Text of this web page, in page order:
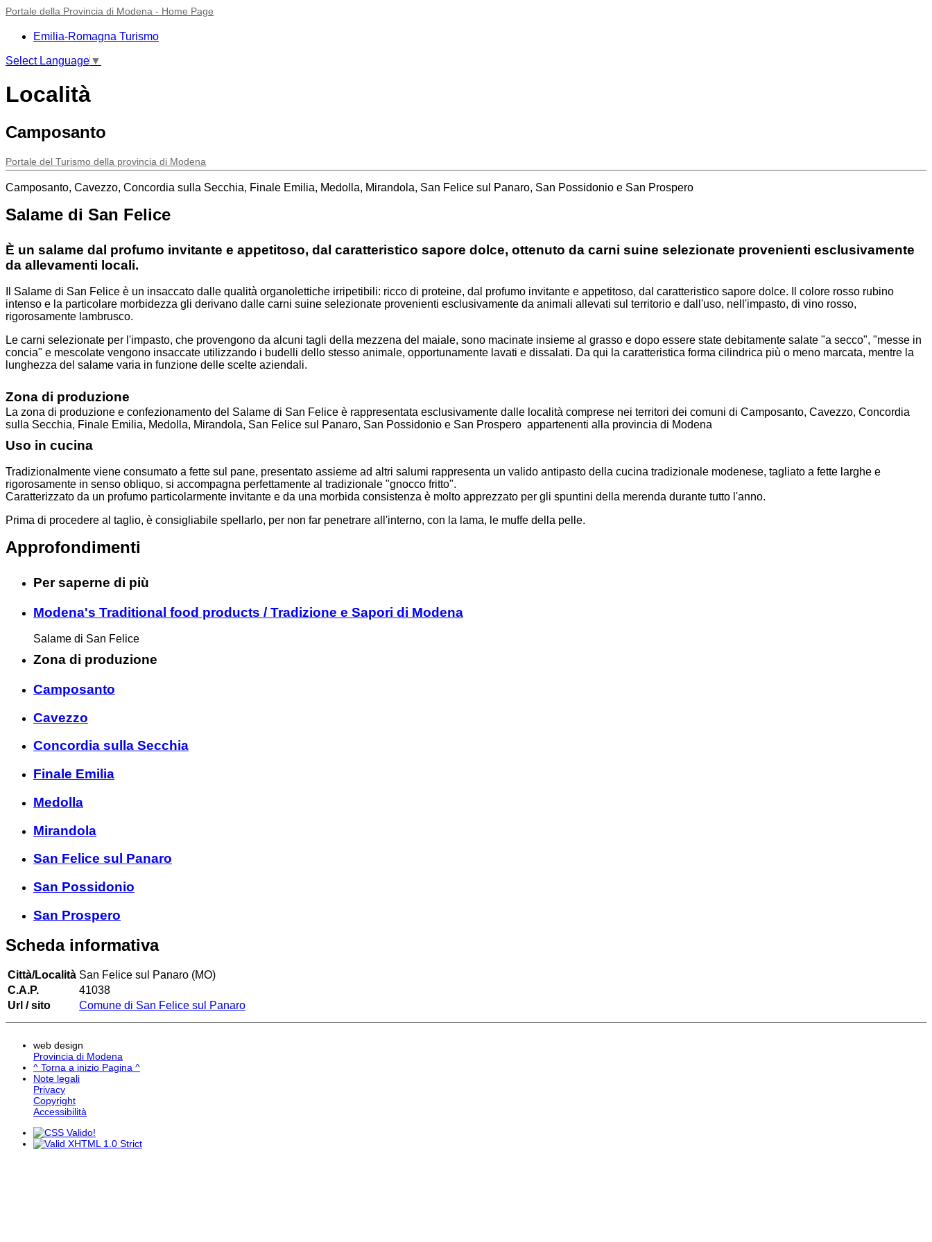
Portale della Provincia di Modena - Home Page
Emilia-Romagna Turismo
Select Language ▼
Località
Camposanto
Portale del Turismo della provincia di Modena
Camposanto, Cavezzo, Concordia sulla Secchia, Finale Emilia, Medolla, Mirandola, San Felice sul Panaro, San Possidonio e San Prospero
Salame di San Felice
È un salame dal profumo invitante e appetitoso, dal caratteristico sapore dolce, ottenuto da carni suine selezionate provenienti esclusivamente
da allevamenti locali.
Il Salame di San Felice è un insaccato dalle qualità organolettiche irripetibili: ricco di proteine, dal profumo invitante e appetitoso, dal caratteristico sapore dolce. Il colore rosso rubino
intenso e la particolare morbidezza gli derivano dalle carni suine selezionate provenienti esclusivamente da animali allevati sul territorio e dall'uso, nell'impasto, di vino rosso,
rigorosamente lambrusco.
Le carni selezionate per l'impasto, che provengono da alcuni tagli della mezzena del maiale, sono macinate insieme al grasso e dopo essere state debitamente salate "a secco", "messe in
concia" e mescolate vengono insaccate utilizzando i budelli dello stesso animale, opportunamente lavati e dissalati. Da qui la caratteristica forma cilindrica più o meno marcata, mentre la
lunghezza del salame varia in funzione delle scelte aziendali.
Zona di produzione
La zona di produzione e confezionamento del Salame di San Felice è rappresentata esclusivamente dalle località comprese nei territori dei comuni di Camposanto, Cavezzo, Concordia
sulla Secchia, Finale Emilia, Medolla, Mirandola, San Felice sul Panaro, San Possidonio e San Prospero appartenenti alla provincia di Modena
Uso in cucina
Tradizionalmente viene consumato a fette sul pane, presentato assieme ad altri salumi rappresenta un valido antipasto della cucina tradizionale modenese, tagliato a fette larghe e
rigorosamente in senso obliquo, si accompagna perfettamente al tradizionale "gnocco fritto".
Caratterizzato da un profumo particolarmente invitante e da una morbida consistenza è molto apprezzato per gli spuntini della merenda durante tutto l'anno.
Prima di procedere al taglio, è consigliabile spellarlo, per non far penetrare all'interno, con la lama, le muffe della pelle.
Approfondimenti
Per saperne di più
Modena's Traditional food products / Tradizione e Sapori di Modena
Salame di San Felice
Zona di produzione
Camposanto
Cavezzo
Concordia sulla Secchia
Finale Emilia
Medolla
Mirandola
San Felice sul Panaro
San Possidonio
San Prospero
Scheda informativa
Città/Località San Felice sul Panaro (MO)
C.A.P.
41038
Url / sito
Comune di San Felice sul Panaro
web design
Provincia di Modena
^ Torna a inizio Pagina ^
Note legali
Privacy
Copyright
Accessibilità